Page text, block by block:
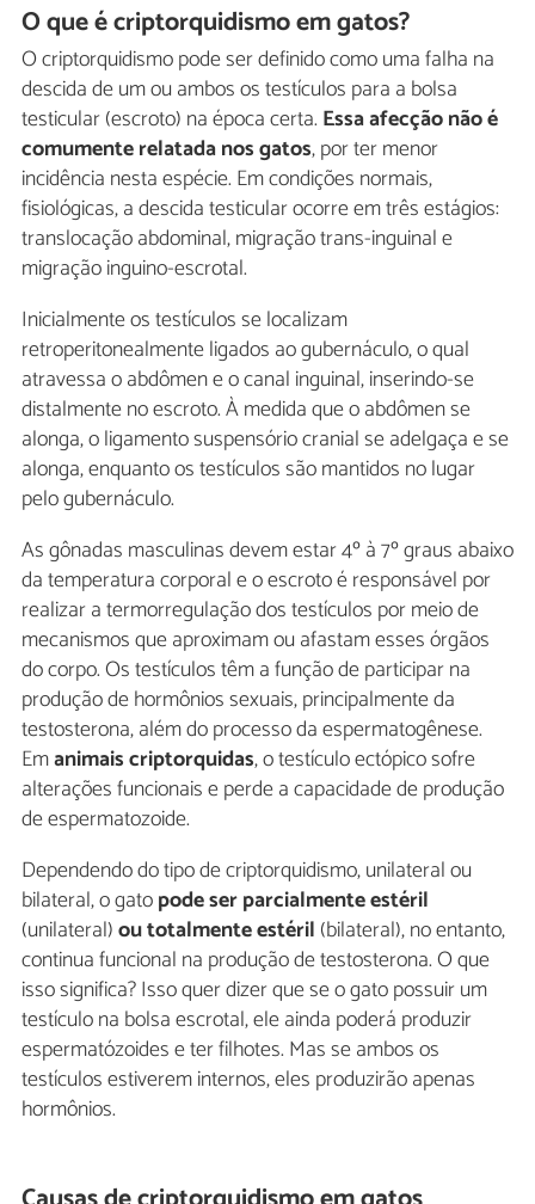
O que é criptorquidismo em gatos?
O criptorquidismo pode ser definido como uma falha na
descida de um ou ambos os testículos para a bolsa
testicular (escroto) na época certa. Essa afecção não é
comumente relatada nos gatos, por ter menor
incidência nesta espécie. Em condições normais,
fisiológicas, a descida testicular ocorre em três estágios:
translocação abdominal, migração trans-inguinal e
migração inguino-escrotal.
Inicialmente os testículos se localizam
retroperitonealmente ligados ao gubernáculo, o qual
atravessa o abdômen e o canal inguinal, inserindo-se
distalmente no escroto. À medida que o abdômen se
alonga, o ligamento suspensório cranial se adelgaça e se
alonga, enquanto os testículos são mantidos no lugar
pelo gubernáculo.
As gônadas masculinas devem estar 4º à 7º graus abaixo
da temperatura corporal e o escroto é responsável por
realizar a termorregulação dos testículos por meio de
mecanismos que aproximam ou afastam esses órgãos
do corpo. Os testículos têm a função de participar na
produção de hormônios sexuais, principalmente da
testosterona, além do processo da espermatogênese.
Emanimais criptorquidas, o testículo ectópico sofre
alterações funcionais e perde a capacidade de produção
de espermatozoide.
Dependendo do tipo de criptorquidismo, unilateral ou
bilateral, o gatopode ser parcialmente estéril
(unilateral)ou totalmente estéril (bilateral), no entanto,
continua funcional na produção de testosterona. O que
isso significa? Isso quer dizer que se o gato possuir um
testículo na bolsa escrotal, ele ainda poderá produzir
espermatózoides e ter filhotes. Mas se ambos os
testículos estiverem internos, eles produzirão apenas
hormônios.